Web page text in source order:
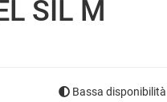
SIL M
Bassa disponibilità